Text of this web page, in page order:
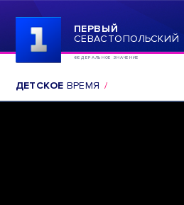
ПЕРВЫЙ
СЕВАСТОПОЛЬСКИЙ
ФЕДЕРАЛЬНОЕ ЗНАЧЕНИЕ
ДЕТСКОЕ ВРЕМЯ